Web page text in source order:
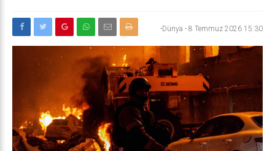
-Dünya - 8 Temmuz 2026 15:30